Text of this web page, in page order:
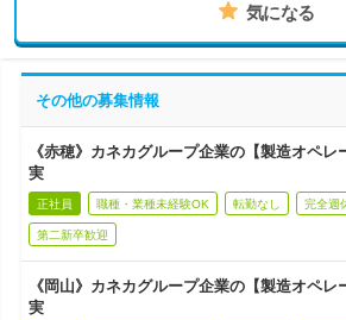
気になる
その他の募集情報
《赤穂》カネカグループ企業の【製造オペレ
実
正社員 職種・業種未経験OK 転勤なし 完全週
第二新卒歓迎
《岡山》カネカグループ企業の【製造オペレ
実